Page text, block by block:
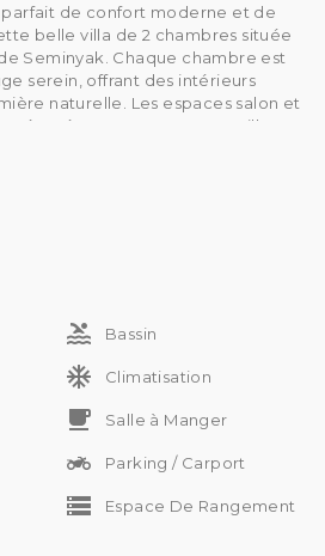
de confort moderne et de
belle villa de 2 chambres située
Seminyak. Chaque chambre est
serein, offrant des intérieurs
naturelle. Les espaces salon et
créent un espace accueillant
la piscine. Située au cœur de
pool Bassin
ac_unit Climatisation
free_breakfast Salle à Manger
two_wheeler Parking / Carport
storage Espace De Rangement